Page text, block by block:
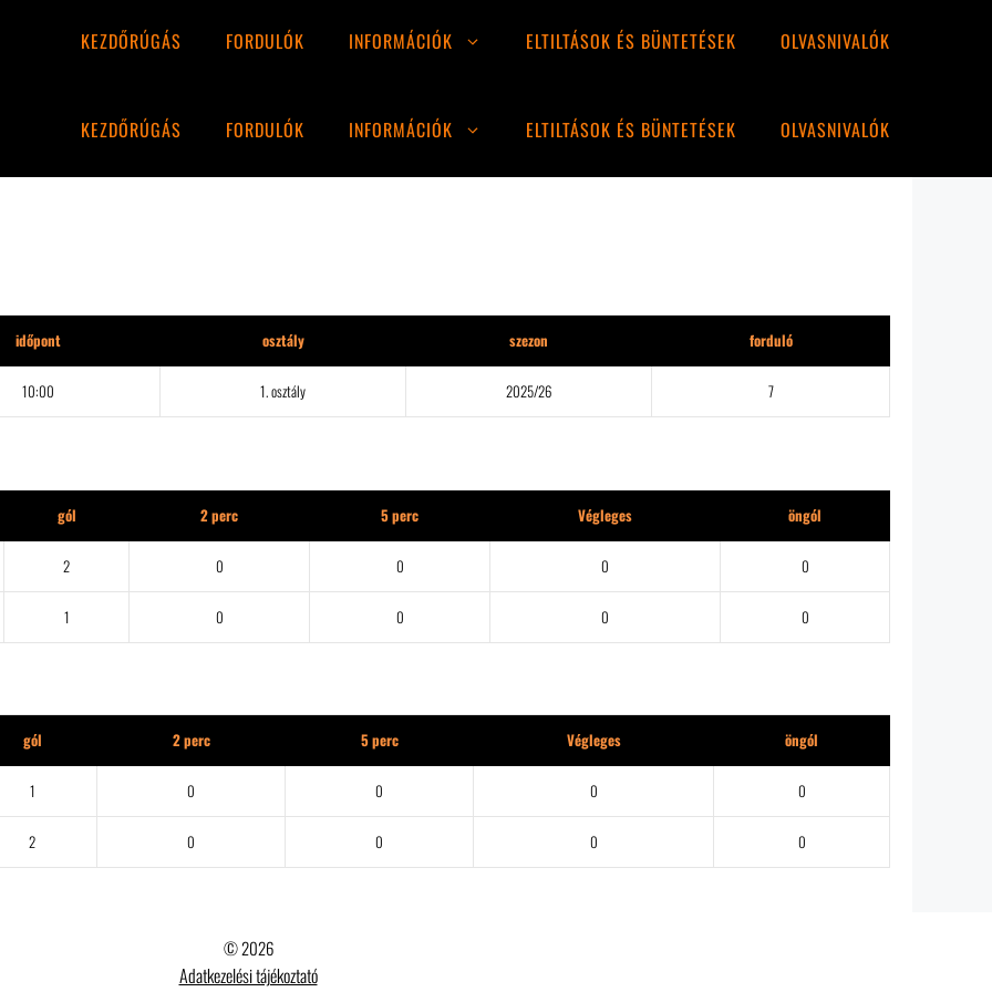
KEZDŐRÚGÁS FORDULÓK INFORMÁCIÓK ELTILTÁSOK ÉS BÜNTETÉSEK OLVASNIVALÓK
KEZDŐRÚGÁS FORDULÓK INFORMÁCIÓK ELTILTÁSOK ÉS BÜNTETÉSEK OLVASNIVALÓK
időpont osztály szezon forduló
10:00 1. osztály 2025/26 7
gól 2 perc 5 perc Végleges öngól
2 0 0 0 0
1 0 0 0 0
gól 2 perc 5 perc Végleges öngól
1 0 0 0 0
2 0 0 0 0
© 2026
Adatkezelési tájékoztató